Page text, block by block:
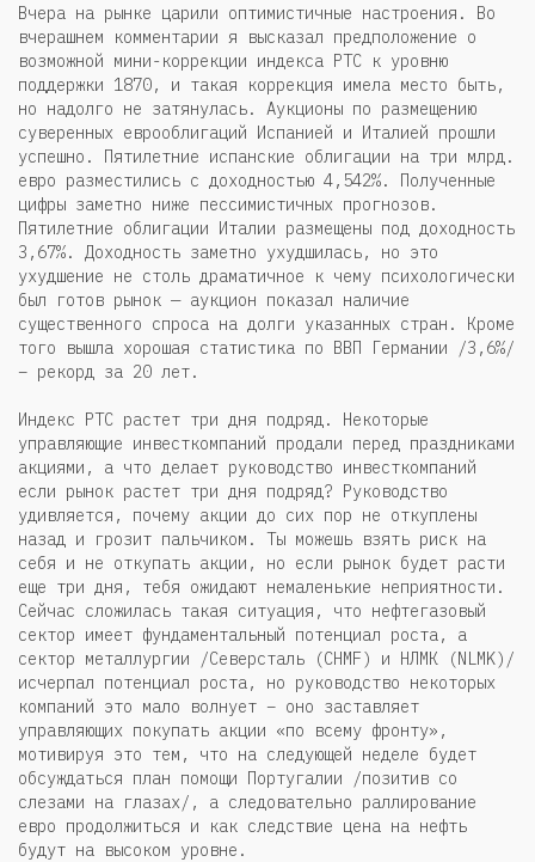
Вчера на рынке царили оптимистичные настроения. Во
вчерашнем комментарии я высказал предположение о
возможной мини-коррекции индекса РТС к уровню
поддержки 1870, и такая коррекция имела место быть,
но надолго не затянулась. Аукционы по размещению
суверенных еврооблигаций Испанией и Италией прошли
успешно. Пятилетние испанские облигации на три млрд.
евро разместились с доходностью 4,542%. Полученные
цифры заметно ниже пессимистичных прогнозов.
Пятилетние облигации Италии размещены под доходность
3,67%. Доходность заметно ухудшилась, но это
ухудшение не столь драматичное к чему психологически
был готов рынок — аукцион показал наличие
существенного спроса на долги указанных стран. Кроме
того вышла хорошая статистика по ВВП Германии /3,6%/
– рекорд за 20 лет.
Индекс РТС растет три дня подряд. Некоторые
управляющие инвесткомпаний продали перед праздниками
акциями, а что делает руководство инвесткомпаний
если рынок растет три дня подряд? Руководство
удивляется, почему акции до сих пор не откуплены
назад и грозит пальчиком. Ты можешь взять риск на
себя и не откупать акции, но если рынок будет расти
еще три дня, тебя ожидают немаленькие неприятности.
Сейчас сложилась такая ситуация, что нефтегазовый
сектор имеет фундаментальный потенциал роста, а
сектор металлургии /Северсталь (CHMF) и НЛМК (NLMK)/
исчерпал потенциал роста, но руководство некоторых
компаний это мало волнует – оно заставляет
управляющих покупать акции «по всему фронту»,
мотивируя это тем, что на следующей неделе будет
обсуждаться план помощи Португалии /позитив со
слезами на глазах/, а следовательно раллирование
евро продолжиться и как следствие цена на нефть
будут на высоком уровне.